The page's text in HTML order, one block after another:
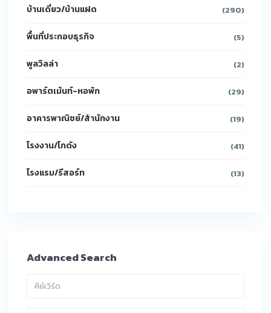
บ้านเดี่ยว/บ้านแฝด (290)
พื้นที่ประกอบธุรกิจ (5)
พูลวิลล่า (2)
อพาร์ตเม้นท์-หอพัก (29)
อาคารพาณิชย์/สำนักงาน (19)
โรงงาน/โกดัง (41)
โรงแรม/รีสอร์ท (13)
Advanced Search